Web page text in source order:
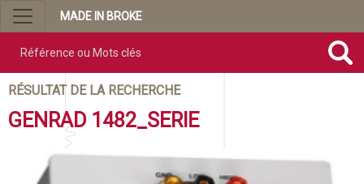
MADE IN BROKE
RÉSULTAT DE LA RECHERCHE
GENRAD 1482_SERIE